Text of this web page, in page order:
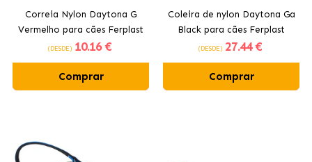
Correia Nylon Daytona G
Vermelho para cães Ferplast
(DESDE) 10.16 €
Comprar
Coleira de nylon Daytona Ga
Black para cães Ferplast
(DESDE) 27.44 €
Comprar